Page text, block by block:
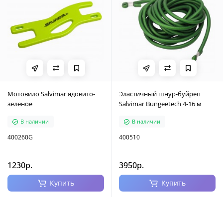
Мотовило Salvimar ядовито-
зеленое
В наличии
400260G
1230р.
Купить
Эластичный шнур-буйреп
Salvimar Bungeetech 4-16 м
В наличии
400510
3950р.
Купить